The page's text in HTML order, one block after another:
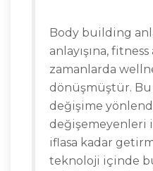
Body building
anlayışına, fitness
zamanlarda
dönüşmüştür.
değişime
değişemeyenleri
iflasa kadar
teknoloji içinde